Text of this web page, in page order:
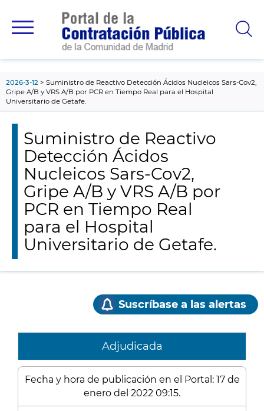
principal
2026-3-12
Suministro de Reactivo Detección Ácidos Nucleicos Sars-Cov2,
Gripe A/B y VRS A/B por PCR en Tiempo Real para el Hospital
Universitario de Getafe.
Suministro de Reactivo
Detección Ácidos
Nucleicos Sars-Cov2,
Gripe A/B y VRS A/B por
PCR en Tiempo Real
para el Hospital
Universitario de Getafe.
Suscríbase a las alertas
Adjudicada
Fecha y hora de publicación en el Portal: 17 de
enero del 2022 09:15.